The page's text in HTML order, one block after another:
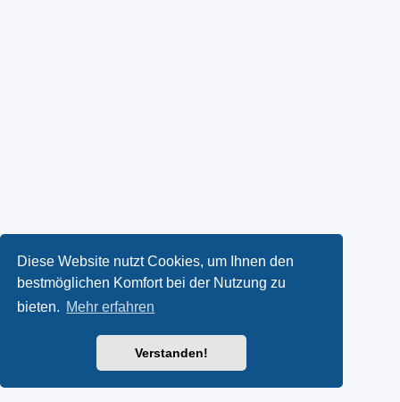
Diese Website nutzt Cookies, um Ihnen den
bestmöglichen Komfort bei der Nutzung zu
bieten. Mehr erfahren
Verstanden!